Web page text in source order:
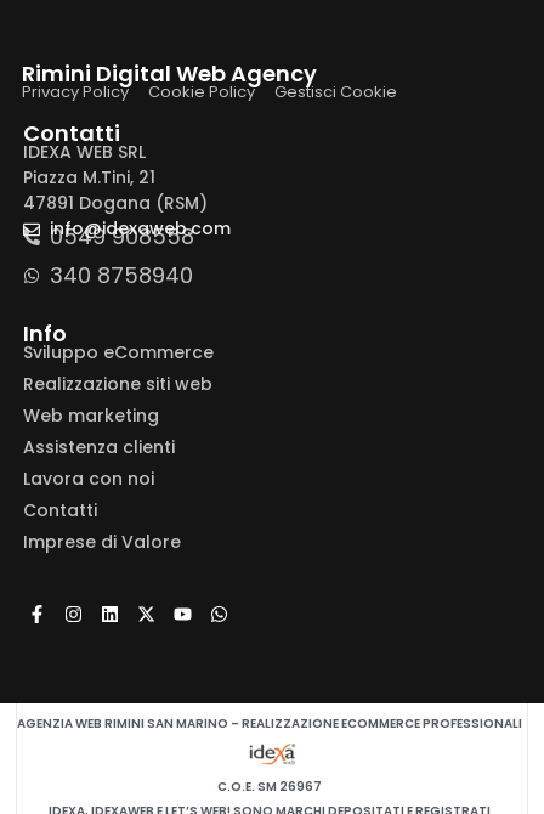
Rimini Digital Web Agency
Privacy Policy Cookie Policy Gestisci Cookie
Contatti
IDEXA WEB SRL
Piazza M.Tini, 21
47891 Dogana (RSM)
info@idexaweb.com
0549 908558
340 8758940
Info
Sviluppo eCommerce
Realizzazione siti web
Web marketing
Assistenza clienti
Lavora con noi
Contatti
Imprese di Valore
AGENZIA WEB RIMINI SAN MARINO – REALIZZAZIONE ECOMMERCE PROFESSIONALI
C.O.E. SM 26967